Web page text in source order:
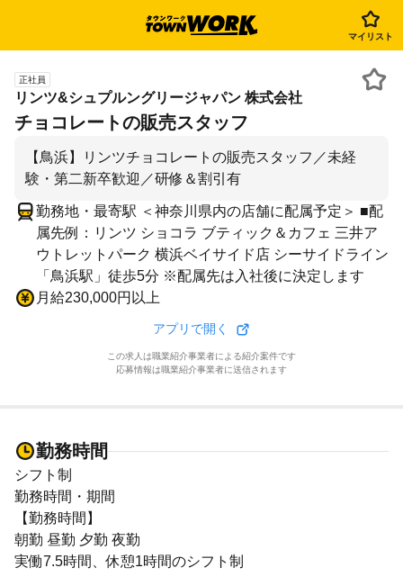
マイリスト
正社員
リンツ&シュプルングリージャパン 株式会社
チョコレートの販売スタッフ
【鳥浜】リンツチョコレートの販売スタッフ／未経
験・第二新卒歓迎／研修＆割引有
勤務地・最寄駅 ＜神奈川県内の店舗に配属予定＞ ■配
属先例：リンツ ショコラ ブティック＆カフェ 三井ア
ウトレットパーク 横浜ベイサイド店 シーサイドライン
「鳥浜駅」徒歩5分 ※配属先は入社後に決定します
月給230,000円以上
アプリで開く
この求人は職業紹介事業者による紹介案件です
応募情報は職業紹介事業者に送信されます
勤務時間
シフト制
勤務時間・期間
【勤務時間】
朝勤 昼勤 夕勤 夜勤
実働7.5時間、休憩1時間のシフト制